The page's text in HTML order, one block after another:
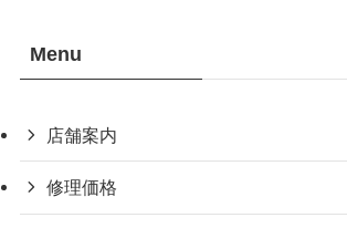
Menu
店舗案内
修理価格